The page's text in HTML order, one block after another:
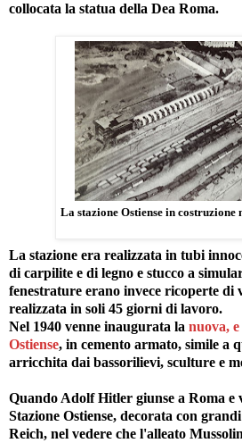
collocata la statua della Dea Roma.
La stazione Ostiense in
La stazione era realizzata in tubi
di carpilite e di legno e stucco a
fenestrature erano invece ricoperte di
realizzata in soli 45 giorni di lavoro.
Nel 1940 venne inaugurata la nuova,
Ostiense, in cemento armato, simile a
arricchita dai bassorilievi, sculture e
Quando Adolf Hitler giunse a Roma e
Stazione Ostiense, decorata con
Reich, nel vedere che l'alleato